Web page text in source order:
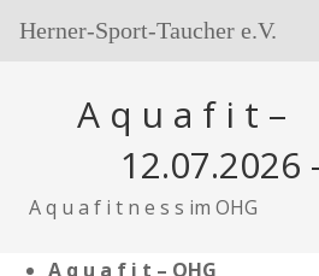
Herner-Sport-Taucher e.V.
A q u a f i t –
12.07.2026
A q u a f i t n e s s im OHG
A q u a f i t – OHG